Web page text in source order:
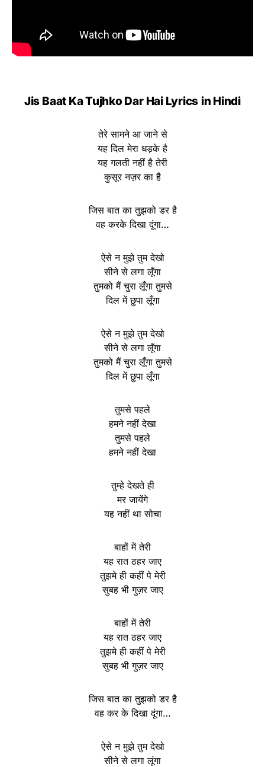
Jis Baat Ka Tujhko Dar Hai Lyrics in Hindi
तेरे सामने आ जाने से
यह दिल मेरा धड़के है
यह गलती नहीं है तेरी
कुसूर नज़र का है
जिस बात का तुझको डर है
वह करके दिखा दूंगा…
ऐसे न मुझे तुम देखो
सीने से लगा लूँगा
तुमको मैं चुरा लूँगा तुमसे
दिल में छुपा लूँगा
ऐसे न मुझे तुम देखो
सीने से लगा लूँगा
तुमको मैं चुरा लूँगा तुमसे
दिल में छुपा लूँगा
तुमसे पहले
हमने नहीं देखा
तुमसे पहले
हमने नहीं देखा
तुम्हे देखते ही
मर जायेंगे
यह नहीं था सोचा
बाहों में तेरी
यह रात ठहर जाए
तुझमे ही कहीं पे मेरी
सुबह भी गुज़र जाए
बाहों में तेरी
यह रात ठहर जाए
तुझमे ही कहीं पे मेरी
सुबह भी गुज़र जाए
जिस बात का तुझको डर है
वह कर के दिखा दूंगा…
ऐसे न मुझे तुम देखो
सीने से लगा लूंगा